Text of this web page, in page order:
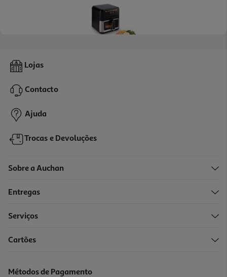
Fritadeira Air Fryer Qilive Q.5332 Inox 8l
79,99 €
Lojas
Contacto
Ajuda
Trocas e Devoluções
Sobre a Auchan
Entregas
Serviços
Cartões
Métodos de Pagamento